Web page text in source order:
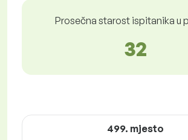
Prosečna starost ispitanika u
32
499. mjesto